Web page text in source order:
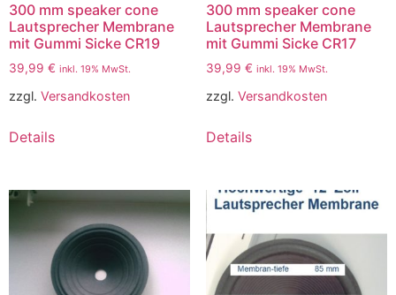
300 mm speaker cone
Lautsprecher Membrane
mit Gummi Sicke CR19
39,99 € inkl. 19% MwSt.
zzgl. Versandkosten
Details
300 mm speaker cone
Lautsprecher Membrane
mit Gummi Sicke CR17
39,99 € inkl. 19% MwSt.
zzgl. Versandkosten
Details